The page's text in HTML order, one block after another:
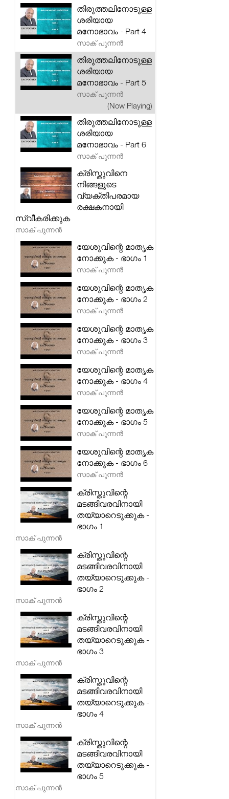
തിരുത്തലിനോടുള്ള
ശരിയായ
മനോഭാവം - Part 4
സാക് പുന്നൻ
തിരുത്തലിനോടുള്ള
ശരിയായ
മനോഭാവം - Part 5
സാക് പുന്നൻ
(Now Playing)
തിരുത്തലിനോടുള്ള
ശരിയായ
മനോഭാവം - Part 6
സാക് പുന്നൻ
ക്രിസ്തുവിനെ
നിങ്ങളുടെ
വ്യക്തിപരമായ
രക്ഷകനായി
സ്വീകരിക്കുക
സാക് പുന്നൻ
യേശുവിന്റെ മാതൃക
നോക്കുക - ഭാഗം 1
സാക് പുന്നൻ
യേശുവിന്റെ മാതൃക
നോക്കുക - ഭാഗം 2
സാക് പുന്നൻ
യേശുവിന്റെ മാതൃക
നോക്കുക - ഭാഗം 3
സാക് പുന്നൻ
യേശുവിന്റെ മാതൃക
നോക്കുക - ഭാഗം 4
സാക് പുന്നൻ
യേശുവിന്റെ മാതൃക
നോക്കുക - ഭാഗം 5
സാക് പുന്നൻ
യേശുവിന്റെ മാതൃക
നോക്കുക - ഭാഗം 6
സാക് പുന്നൻ
ക്രിസ്തുവിന്റെ
മടങ്ങിവരവിനായി
തയ്യാറെടുക്കുക -
ഭാഗം 1
സാക് പുന്നൻ
ക്രിസ്തുവിന്റെ
മടങ്ങിവരവിനായി
തയ്യാറെടുക്കുക -
ഭാഗം 2
സാക് പുന്നൻ
ക്രിസ്തുവിന്റെ
മടങ്ങിവരവിനായി
തയ്യാറെടുക്കുക -
ഭാഗം 3
സാക് പുന്നൻ
ക്രിസ്തുവിന്റെ
മടങ്ങിവരവിനായി
തയ്യാറെടുക്കുക -
ഭാഗം 4
സാക് പുന്നൻ
ക്രിസ്തുവിന്റെ
മടങ്ങിവരവിനായി
തയ്യാറെടുക്കുക -
ഭാഗം 5
സാക് പുന്നൻ